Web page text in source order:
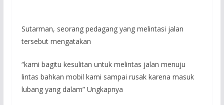
Sutarman, seorang pedagang yang melintasi jalan
tersebut mengatakan
“kami bagitu kesulitan untuk melintas jalan menuju
lintas bahkan mobil kami sampai rusak karena masuk
lubang yang dalam” Ungkapnya